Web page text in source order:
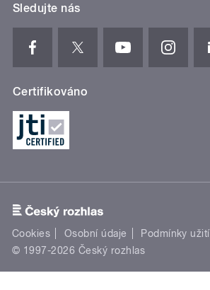
Sledujte nás
Certifikováno
Cookies Osobní údaje Podmínky užití
© 1997-2026 Český rozhlas